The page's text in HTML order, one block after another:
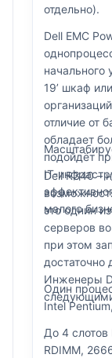
отдельно).
Dell EMC
начального
19’ шкаф
отличие от
обладает
подойдёт
IT-
малого
Dell R340 –
это однин
серверов
при этом
достаточно
Инженеры
Один
Intel
До 4 слотов
RDIMM,